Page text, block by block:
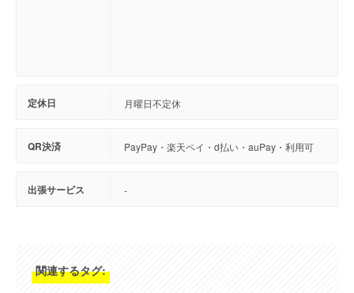
定休日 月曜日 不定休
QR決済 PayPay・楽天ペイ・d払い・auPay・利用可
出張サービス -
関連するタグ: